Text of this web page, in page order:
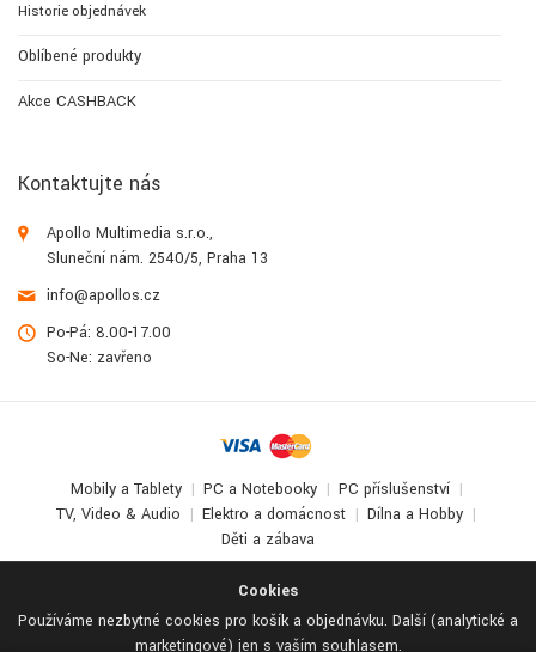
Cookies
Používáme nezbytné cookies pro košík a objednávku. Další (analytické a
marketingové) jen s vaším souhlasem.
Historie objednávek
Oblíbené produkty
Akce CASHBACK
Kontaktujte nás
Apollo Multimedia s.r.o.,
Sluneční nám. 2540/5, Praha 13
info@apollos.cz
Po-Pá: 8.00-17.00
So-Ne: zavřeno
Mobily a Tablety PC a Notebooky
PC příslušenství
TV, Video & Audio
Elektro a domácnost
Dílna a Hobby
Děti a zábava